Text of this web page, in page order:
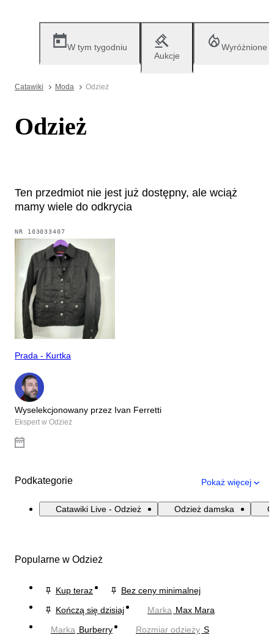
W tym tygodniu
Aukcje
Wyróżnione
Catawiki Moda Odzież
Odzież
Ten przedmiot nie jest już dostępny, ale wciąż
mamy wiele do odkrycia
NR 103033407
Prada - Kurtka
Wyselekcjonowany przez Ivan Ferretti
Ekspert w Odzież
Podkategorie Pokaż więcej
Catawiki Live - Odzież Odzież damska
Popularne w Odzież
Kup teraz
Bez ceny minimalnej
Kończą się dzisiaj
Marka Max Mara
Marka Burberry Rozmiar odzieży S